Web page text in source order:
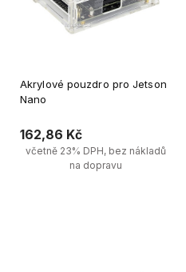
Akrylové pouzdro pro Jetson
Nano
162,86 Kč
včetně 23% DPH, bez nákladů
na dopravu